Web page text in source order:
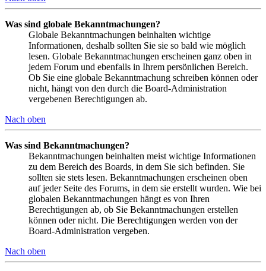
Was sind globale Bekanntmachungen?
Globale Bekanntmachungen beinhalten wichtige
Informationen, deshalb sollten Sie sie so bald wie möglich
lesen. Globale Bekanntmachungen erscheinen ganz oben in
jedem Forum und ebenfalls in Ihrem persönlichen Bereich.
Ob Sie eine globale Bekanntmachung schreiben können oder
nicht, hängt von den durch die Board-Administration
vergebenen Berechtigungen ab.
Nach oben
Was sind Bekanntmachungen?
Bekanntmachungen beinhalten meist wichtige Informationen
zu dem Bereich des Boards, in dem Sie sich befinden. Sie
sollten sie stets lesen. Bekanntmachungen erscheinen oben
auf jeder Seite des Forums, in dem sie erstellt wurden. Wie bei
globalen Bekanntmachungen hängt es von Ihren
Berechtigungen ab, ob Sie Bekanntmachungen erstellen
können oder nicht. Die Berechtigungen werden von der
Board-Administration vergeben.
Nach oben